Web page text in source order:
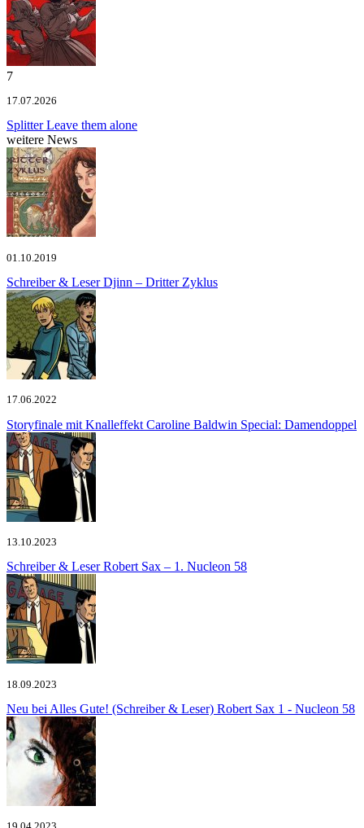
7
17.07.2026
SplitterLeave them alone
weitere News
01.10.2019
Schreiber & LeserDjinn – Dritter Zyklus
17.06.2022
Storyfinale mit Knalleffekt Caroline Baldwin Special: Damendoppel
13.10.2023
Schreiber & LeserRobert Sax – 1. Nucleon 58
18.09.2023
Neu bei Alles Gute! (Schreiber & Leser) Robert Sax 1 - Nucleon 58